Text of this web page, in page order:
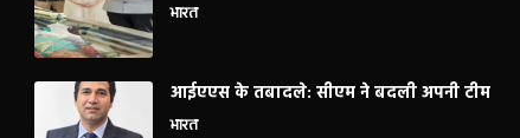
भारत
आईएएस के तबादले: सीएम ने बदली अपनी टीम
भारत